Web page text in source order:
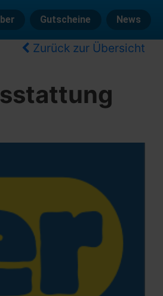
Gutscheine News
Zurück zur Übersicht